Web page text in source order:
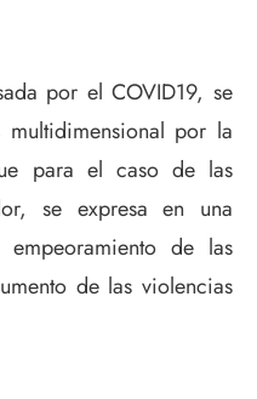
por el COVID19, se
por la
para el caso de las
se expresa en una
de las
de las violencias